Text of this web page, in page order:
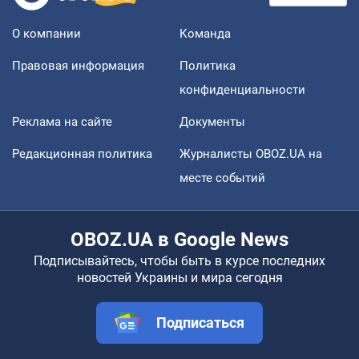
О компании Команда
Правовая информация
Политика
конфиденциальности
Реклама на сайте Документы
Редакционная политика
Журналисты OBOZ.UA на
месте событий
OBOZ.UA в Google News
Подписывайтесь, чтобы быть в курсе последних
новостей Украины и мира сегодня
Подписаться